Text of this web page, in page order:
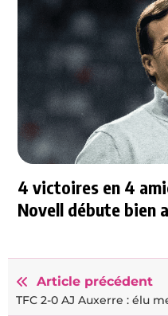
4 victoires en 4
Novell débute bien
Article précédent
TFC 2-0 AJ Auxerre : élu